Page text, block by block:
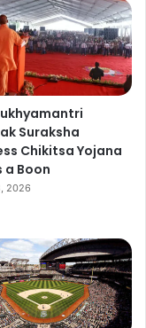
Suraksha
Chikitsa Yojana
a Boon
2026